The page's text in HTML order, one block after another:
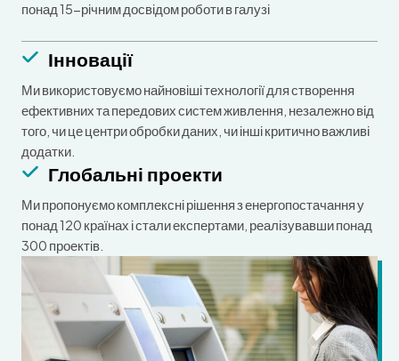
понад 15-річним досвідом роботи в галузі
Інновації
Ми використовуємо найновіші технології для створення
ефективних та передових систем живлення, незалежно від
того, чи це центри обробки даних, чи інші критично важливі
додатки.
Глобальні проекти
Ми пропонуємо комплексні рішення з енергопостачання у
понад 120 країнах і стали експертами, реалізувавши понад
300 проектів.